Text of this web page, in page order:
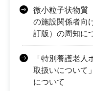
微小粒子状物質
の施設関係者向
訂版）の周知に
「特別養護老
取扱いについて
について